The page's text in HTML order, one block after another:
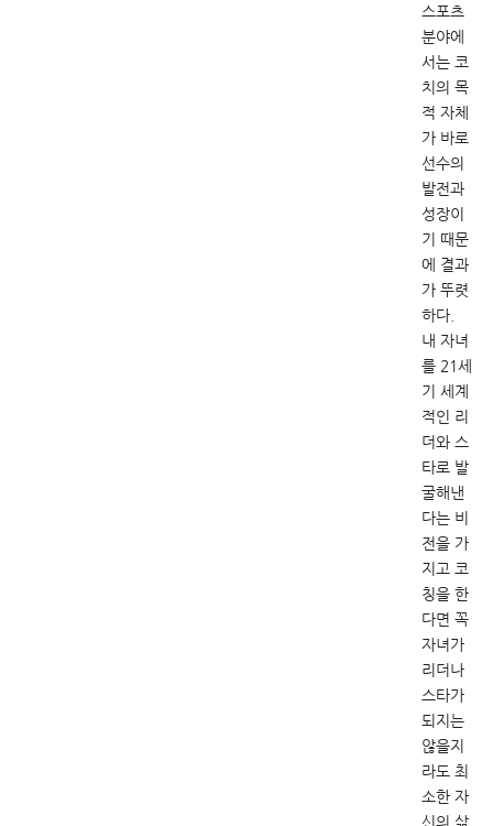
스포츠
분야에
서는 코
치의 목
적 자체
가 바로
선수의
발전과
성장이
기 때문
에 결과
가 뚜렷
하다.
내 자녀
를 21세
기 세계
적인 리
더와 스
타로 발
굴해낸
다는 비
전을 가
지고 코
칭을 한
다면 꼭
자녀가
리더나
스타가
되지는
않을지
라도 최
소한 자
신의 삶